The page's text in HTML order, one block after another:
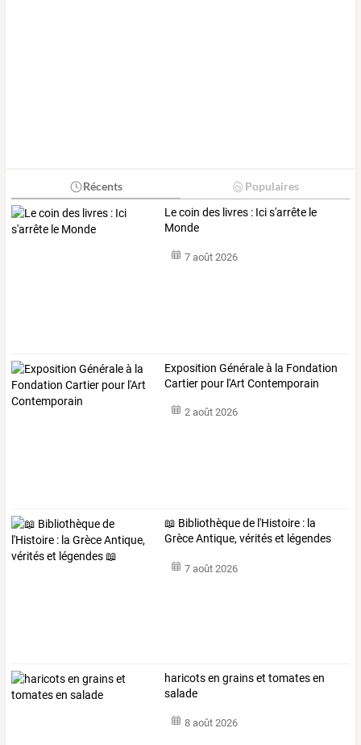
Récents Populaires
Le coin des livres : Ici s'arrête le
Monde
7 août 2026
Exposition Générale à la Fondation
Cartier pour l'Art Contemporain
2 août 2026
📖 Bibliothèque de l'Histoire : la
Grèce Antique, vérités et légendes
7 août 2026
haricots en grains et tomates en
salade
8 août 2026